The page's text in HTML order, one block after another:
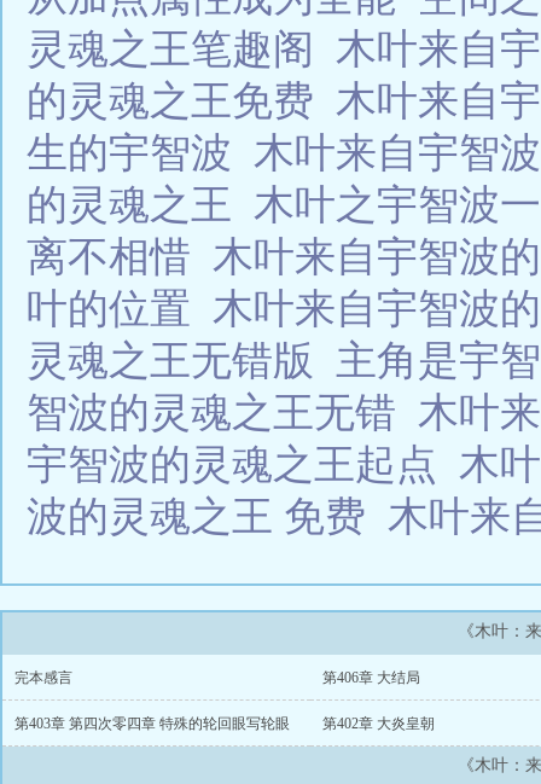
灵魂之王笔趣阁 木叶来自
的灵魂之王免费 木叶来自
生的宇智波 木叶来自宇智
的灵魂之王 木叶之宇智波
离不相惜 木叶来自宇智波
叶的位置 木叶来自宇智波
灵魂之王无错版 主角是宇
智波的灵魂之王无错 木叶
宇智波的灵魂之王起点 木
波的灵魂之王 免费 木叶来
《木叶：
完本感言 第406章 大结局
第403章 第四次零四章 特殊的轮回眼写轮眼 第402章 大炎皇朝
《木叶：